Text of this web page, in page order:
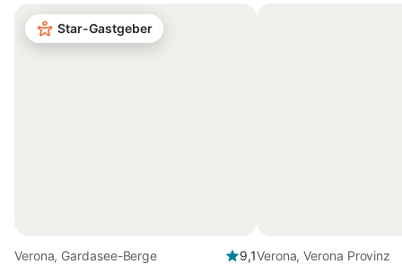
Star-Gastgeber
Verona, Gardasee-Berge
9,1Verona, Verona Provinz